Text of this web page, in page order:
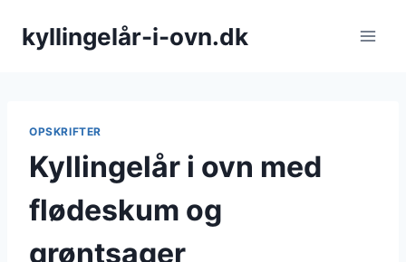
kyllingelår-i-ovn.dk
OPSKRIFTER
Kyllingelår i ovn med
flødeskum og
grøntsager